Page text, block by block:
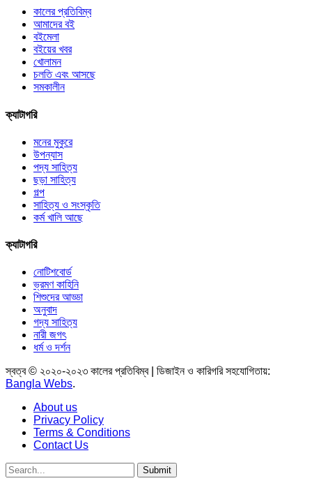
কালের প্রতিবিম্ব
আমাদের বই
বইমেলা
বইয়ের খবর
খোলামন
চলতি এবং আসছে
সমকালীন
ক্যাটাগরি
মনের মুকুরে
উপন্যাস
পদ্য সাহিত্য
ছড়া সাহিত্য
গল্প
সাহিত্য ও সংস্কৃতি
কর্ম খালি আছে
ক্যাটাগরি
নোটিশবোর্ড
ভ্রমণ কাহিনি
শিশুদের আড্ডা
অনুবাদ
গদ্য সাহিত্য
নারী জগৎ
ধর্ম ও দর্শন
স্বত্ব © ২০২০-২০২৩ কালের প্রতিবিম্ব | ডিজাইন ও কারিগরি সহযোগিতায়:
Bangla Webs.
About us
Privacy Policy
Terms & Conditions
Contact Us
Submit